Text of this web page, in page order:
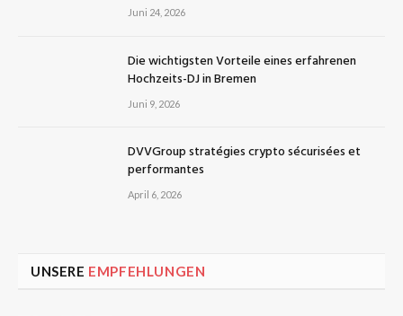
Juni 24, 2026
Die wichtigsten Vorteile eines erfahrenen
Hochzeits-DJ in Bremen
Juni 9, 2026
DVVGroup stratégies crypto sécurisées et
performantes
April 6, 2026
UNSERE EMPFEHLUNGEN